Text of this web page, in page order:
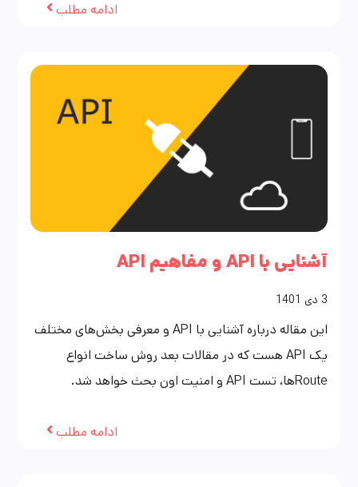
ادامه مطلب
آشنایی با API و مفاهیم API
3 دی 1401
این مقاله درباره آشنایی با API و معرفی بخش‌های مختلف
یک API هست که در مقالات بعد روش ساخت انواع
Routeها، تست API و امنیت اون بحث خواهد شد.
ادامه مطلب